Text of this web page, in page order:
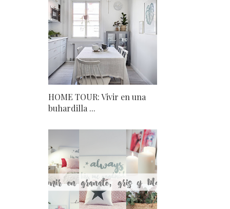
HOME TOUR: Vivir en una
buhardilla ...